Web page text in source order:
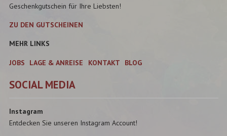
Geschenkgutschein für Ihre Liebsten!
ZU DEN GUTSCHEINEN
MEHR LINKS
JOBS LAGE & ANREISE KONTAKT BLOG
SOCIAL MEDIA
Instagram
Entdecken Sie unseren Instagram Account!